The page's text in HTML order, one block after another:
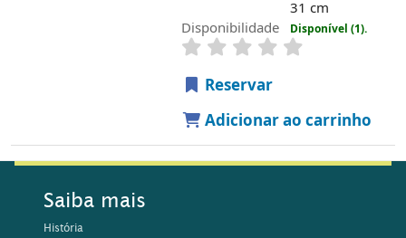
31 cm
Disponibilidade
Disponível (1).
Reservar
Adicionar ao carrinho
Saiba mais
História